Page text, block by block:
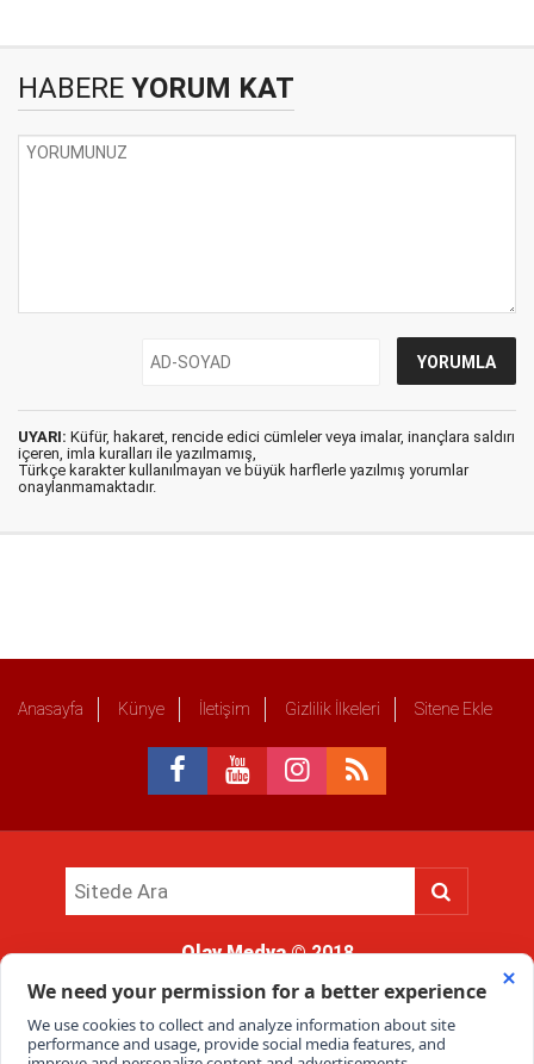
HABERE YORUM KAT
UYARI: Küfür, hakaret, rencide edici cümleler veya imalar, inançlara saldırı
içeren, imla kuralları ile yazılmamış,
Türkçe karakter kullanılmayan ve büyük harflerle yazılmış yorumlar
onaylanmamaktadır.
Anasayfa Künye İletişim Gizlilik İlkeleri Sitene Ekle
Olay Medya© 2018
kullanımı hukuki yaptırıma tabidir.